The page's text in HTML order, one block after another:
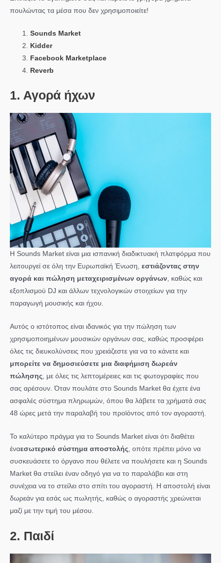
πουλώντας τα μέσα που δεν χρησιμοποιείτε!
Sounds Market
Kidder
Facebook Marketplace
Reverb
1. Αγορά ήχων
Η Sounds Market είναι μια ισπανική διαδικτυακή πλατφόρμα που
λειτουργεί σε όλη την Ευρωπαϊκή Ένωση, εστιάζοντας στην
αγορά και πώληση μεταχειρισμένων οργάνων , καθώς και
εξοπλισμού DJ και άλλων τεχνολογικών στοιχείων για την
παραγωγή μουσικής και ήχου.
Αυτός ο ιστότοπος είναι ιδανικός για την πώληση των
χρησιμοποιημένων μουσικών οργάνων σας, καθώς προσφέρει
όλες τις διευκολύνσεις που χρειάζεστε για να το κάνετε και
μπορείτε να δημοσιεύσετε μια διαφήμιση δωρεάν
πώλησης , με όλες τις λεπτομέρειες και τις φωτογραφίες που
σας αρέσουν. Όταν πουλάτε στο Sounds Market θα έχετε ένα
ασφαλές σύστημα πληρωμών, όπου θα λάβετε τα χρήματά σας
48 ώρες μετά την παραλαβή του προϊόντος από τον αγοραστή.
Το καλύτερο πράγμα για το Sounds Market είναι ότι διαθέτει
έναεσωτερικό σύστημα αποστολής , οπότε πρέπει μόνο να
συσκευάσετε το όργανο που θέλετε να πουλήσετε και η Sounds
Market θα στείλει έναν οδηγό για να το παραλάβει και στη
συνέχεια να το στείλει στο σπίτι του αγοραστή. Η αποστολή είναι
δωρεάν για εσάς ως πωλητής, καθώς ο αγοραστής χρεώνεται
μαζί με την τιμή του μέσου.
2. Παιδί